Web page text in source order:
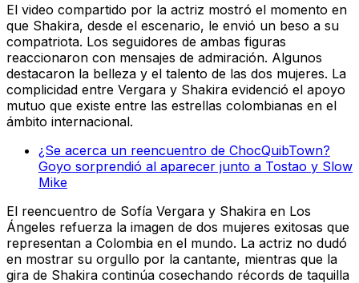
El video compartido por la actriz mostró el momento en
que Shakira, desde el escenario, le envió un beso a su
compatriota. Los seguidores de ambas figuras
reaccionaron con mensajes de admiración. Algunos
destacaron la belleza y el talento de las dos mujeres. La
complicidad entre Vergara y Shakira evidenció el apoyo
mutuo que existe entre las estrellas colombianas en el
ámbito internacional.
¿Se acerca un reencuentro de ChocQuibTown?
Goyo sorprendió al aparecer junto a Tostao y Slow
Mike
El reencuentro de Sofía Vergara y Shakira en Los
Ángeles refuerza la imagen de dos mujeres exitosas que
representan a Colombia en el mundo. La actriz no dudó
en mostrar su orgullo por la cantante, mientras que la
gira de Shakira continúa cosechando récords de taquilla